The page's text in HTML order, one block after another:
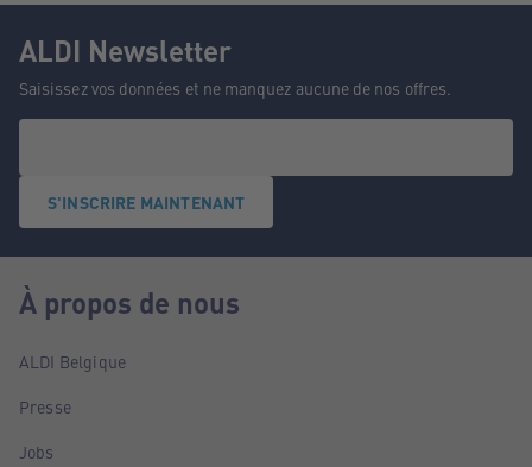
ALDI Newsletter
Saisissez vos données et ne manquez aucune de nos offres.
S'INSCRIRE MAINTENANT
À propos de nous
ALDI Belgique
Presse
Jobs